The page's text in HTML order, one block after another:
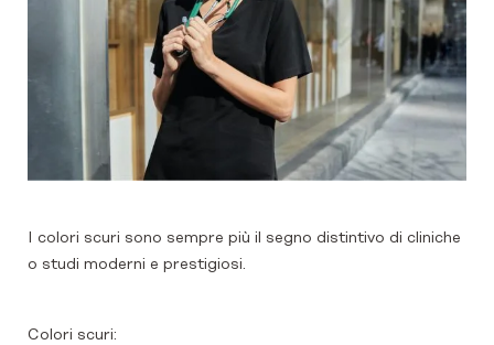
I colori scuri sono sempre più il segno distintivo di cliniche
o studi moderni e prestigiosi.
Colori scuri: